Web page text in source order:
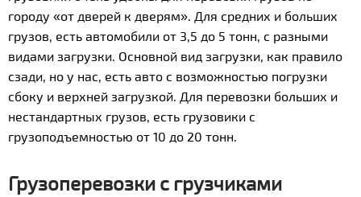
городу «от дверей к дверям». Для средних и больших
грузов, есть автомобили от 3,5 до 5 тонн, с разными
видами загрузки. Основной вид загрузки, как правило
сзади, но у нас, есть авто с возможностью погрузки
сбоку и верхней загрузкой. Для перевозки больших и
нестандартных грузов, есть грузовики с
грузоподъемностью от 10 до 20 тонн.
Грузоперевозки с грузчиками